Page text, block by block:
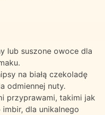
lub suszone owoce dla
na białą czekoladę
odmiennej nuty.
przyprawami, takimi jak
imbir, dla unikalnego